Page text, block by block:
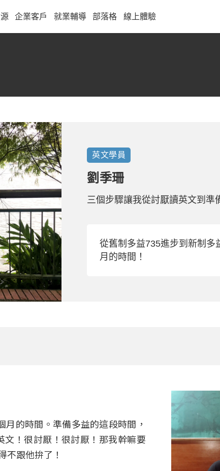
企業客戶 就業輔導 部落格 線上體驗
英文學員
劉季珊
三個步驟讓我從討厭讀英文到準
從舊制多益735進步到新制多
月的時間！
的時間。準備多益的這段時間，
！很討厭！很討厭！那我幹嘛要
不跟他拚了！